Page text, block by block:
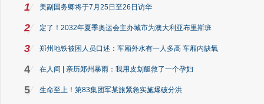
1 美副国务卿将于7月25日至26日访华
2 定了！2032年夏季奥运会主办城市为澳大利亚布里斯班
3 郑州地铁被困人员口述：车厢外水有一人多高 车厢内缺氧
4 在人间 | 亲历郑州暴雨：我用皮划艇救了一个孕妇
5 生命至上！第83集团军某旅紧急实施爆破分洪